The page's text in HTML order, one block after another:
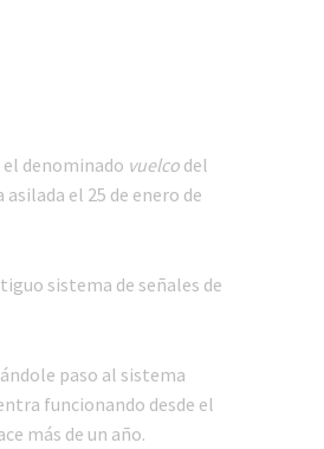
denominado vuelco del
el 25 de enero de
sistema de señales de
paso al sistema
funcionando desde el
más de un año.